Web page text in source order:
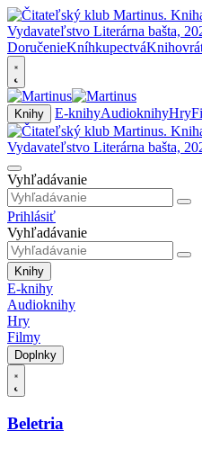
DoručenieKníhkupectvá
Knihy E-knihyAudioknihyHry
Vyhľadávanie
Prihlásiť
Vyhľadávanie
Knihy
E-knihy
Audioknihy
Hry
Filmy
Doplnky
Beletria